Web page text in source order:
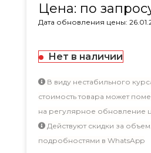
Цена: по
Дата обновления цены:
Нет в наличии
В виду нестабильного
стоимость товара может
на регулярное обновление
Действуют скидки за
подробностями в WhatsApp